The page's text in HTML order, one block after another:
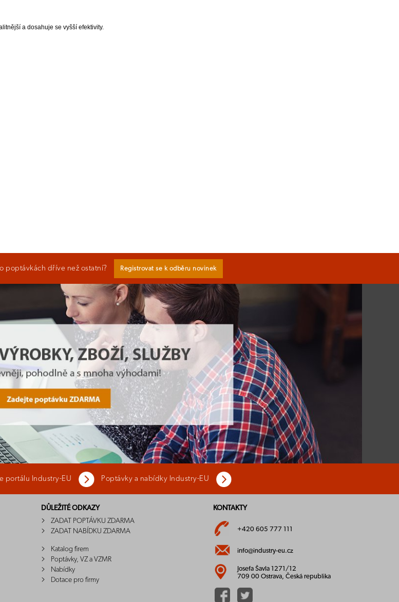
a dosahuje se vyšší efektivity.
poptávkách dříve než ostatní? Registrovat se k odběru novinek
portálu Industry-EU Poptávky a nabídky Industry-EU
DŮLEŽITÉ ODKAZY
ZADAT POPTÁVKU ZDARMA
ZADAT NABÍDKU ZDARMA
Katalog firem
Poptávky, VZ a VZMR
Nabídky
Dotace pro firmy
KONTAKTY
+420 605 777 111
info@industry-eu.cz
Josefa Šavla 1271/12
709 00 Ostrava, Česká republika